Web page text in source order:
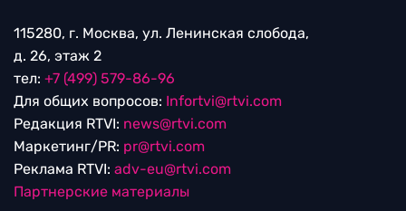
115280, г. Москва, ул. Ленинская слобода,
д. 26, этаж 2
тел: +7 (499) 579-86-96
Для общих вопросов: Infortvi@rtvi.com
Редакция RTVI: news@rtvi.com
Маркетинг/PR: pr@rtvi.com
Реклама RTVI: adv-eu@rtvi.com
Партнерские материалы